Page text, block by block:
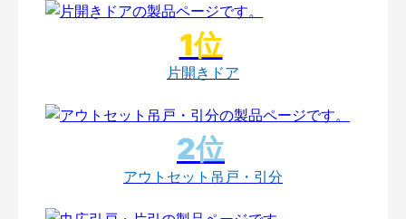
片開きドア
アウトセット吊戸・引分